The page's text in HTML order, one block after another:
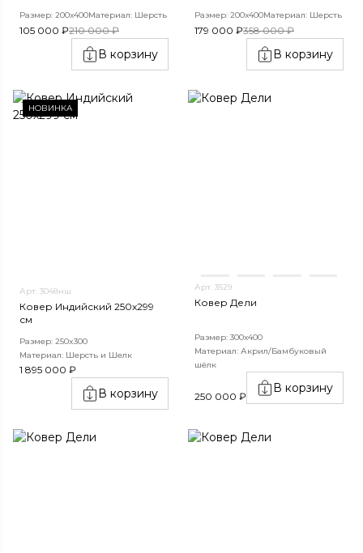
Размер: 200х400Материал: Шерсть
105 000 ₽210 000 ₽
В корзину
Размер: 200х400Материал: Шерсть
179 000 ₽358 000 ₽
В корзину
НОВИНКА
Арт. 3048нш
Ковер Индийский 250x299
см
Размер: 250x300
Материал: Шерсть и Шелк
1 895 000 ₽
В корзину
Арт. 3529
Ковер Дели
Размер: 300х400
Материал: Акрил/Бамбуковый
шёлк
250 000 ₽
В корзину